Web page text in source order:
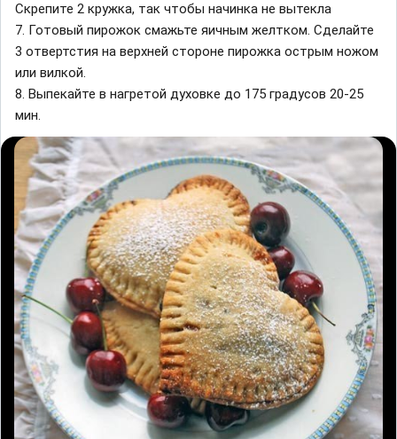
Скрепите 2 кружка, так чтобы начинка не вытекла
7. Готовый пирожок смажьте яичным желтком. Сделайте
3 отвертстия на верхней стороне пирожка острым ножом
или вилкой.
8. Выпекайте в нагретой духовке до 175 градусов 20-25
мин.